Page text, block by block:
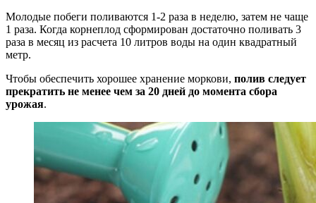
Молодые побеги поливаются 1-2 раза в неделю, затем не чаще
1 раза. Когда корнеплод сформирован достаточно поливать 3
раза в месяц из расчета 10 литров воды на один квадратный
метр.
Чтобы обеспечить хорошее хранение моркови, полив следует
прекратить не менее чем за 20 дней до момента сбора
урожая.